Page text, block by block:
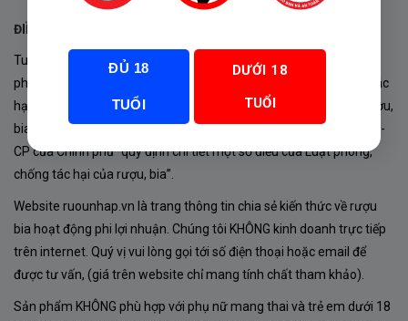
ĐIỀU KHOẢN VÀ CHÍNH SÁCH
Tuân thủ Nghị định 105/2017/NĐ-CP ngày 14/9/2017 của Chính
phủ về sản xuất, kinh doanh rượu. Tuân thủ Luật “phòng chống tác
hại của rượu, bia” số 44/2019/QH14-Điều 16 về “điều kiện bán rượu,
bia theo hình thức thương mại điện tử”; Nghị định số 24/2020/NĐ-
CP của Chính phủ “quy định chi tiết một số điều của Luật phòng,
chống tác hại của rượu, bia”.
Website ruounhap.vn là trang thông tin chia sẻ kiến thức về rượu
bia hoạt động phi lợi nhuận. Chúng tôi KHÔNG kinh doanh trực tiếp
trên internet. Quý vị vui lòng gọi tới số điện thoại hoặc email để
được tư vấn, (giá trên website chỉ mang tính chất tham khảo).
Sản phẩm KHÔNG phù hợp với phụ nữ mang thai và trẻ em dưới 18
ĐỦ 18
TUỔI
DƯỚI 18
TUỔI